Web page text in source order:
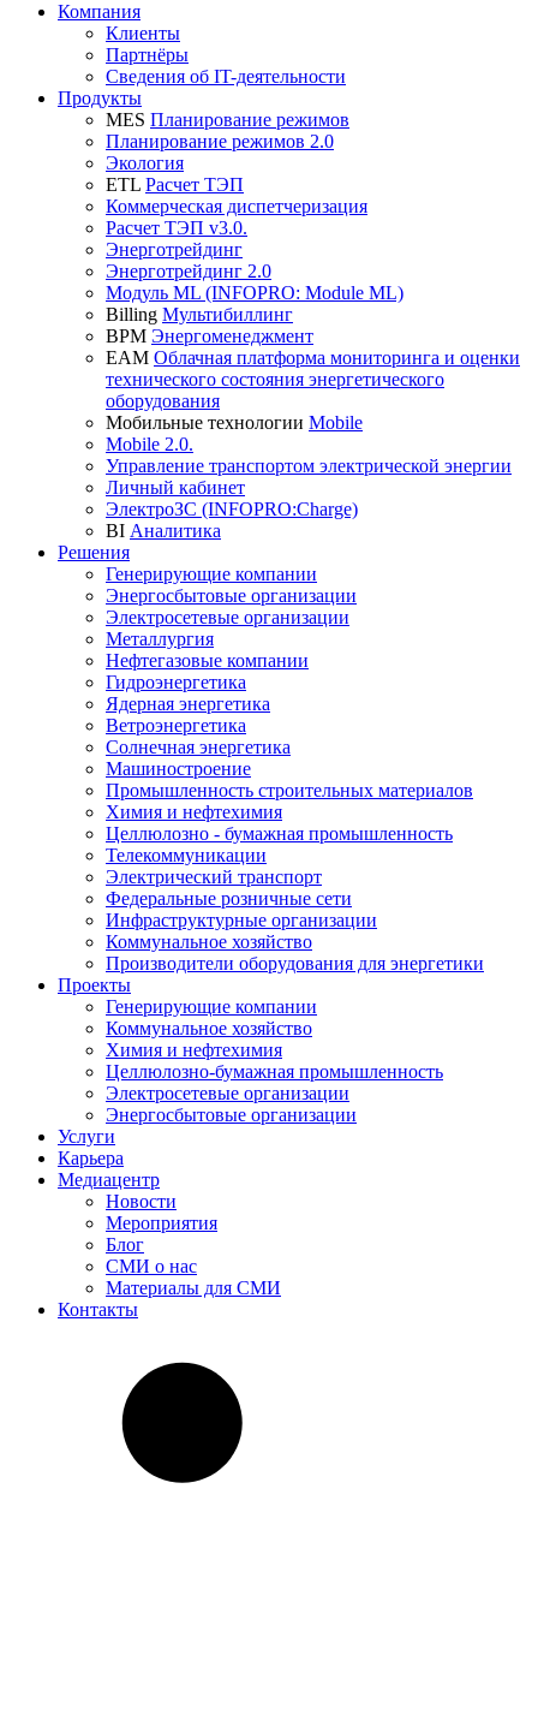
Компания
Клиенты
Партнёры
Сведения об IT-деятельности
Продукты
MES Планирование режимов
Планирование режимов 2.0
Экология
ETL Расчет ТЭП
Коммерческая диспетчеризация
Расчет ТЭП v3.0.
Энерготрейдинг
Энерготрейдинг 2.0
Модуль ML (INFOPRO: Module ML)
Billing Мультибиллинг
BPM Энергоменеджмент
EAM Облачная платформа мониторинга и оценки
технического состояния энергетического
оборудования
Мобильные технологии Mobile
Mobile 2.0.
Управление транспортом электрической энергии
Личный кабинет
ЭлектроЗС (INFOPRO:Charge)
BI Аналитика
Решения
Генерирующие компании
Энергосбытовые организации
Электросетевые организации
Металлургия
Нефтегазовые компании
Гидроэнергетика
Ядерная энергетика
Ветроэнергетика
Солнечная энергетика
Машиностроение
Промышленность строительных материалов
Химия и нефтехимия
Целлюлозно - бумажная промышленность
Телекоммуникации
Электрический транспорт
Федеральные розничные сети
Инфраструктурные организации
Коммунальное хозяйство
Производители оборудования для энергетики
Проекты
Генерирующие компании
Коммунальное хозяйство
Химия и нефтехимия
Целлюлозно-бумажная промышленность
Электросетевые организации
Энергосбытовые организации
Услуги
Карьера
Медиацентр
Новости
Мероприятия
Блог
СМИ о нас
Материалы для СМИ
Контакты